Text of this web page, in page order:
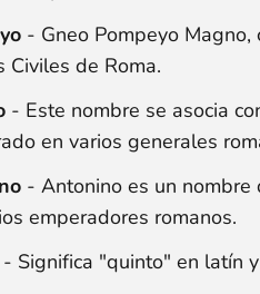
- Gneo Pompeyo
Civiles de Roma.
- Este nombre se asocia
en varios generales
- Antonino es un
emperadores romanos.
- Significa "quinto" en latín